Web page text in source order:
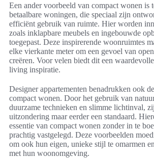
Een ander voorbeeld van compact wonen is
betaalbare woningen, die speciaal zijn
efficiënt gebruik van ruimte. Hier worden
zoals inklapbare meubels en ingebouwde
toegepast. Deze inspirerende woonruimtes
elke vierkante meter om een gevoel van
creëren. Voor velen biedt dit een
living inspiratie.
Designer appartementen benadrukken ook
compact wonen. Door het gebruik van
duurzame technieken en slimme lichtinval,
uitzondering maar eerder een standaard.
essentie van compact wonen zonder in te
prachtig vastgelegd. Deze voorbeelden
om ook hun eigen, unieke stijl te omarmen
met hun woonomgeving.